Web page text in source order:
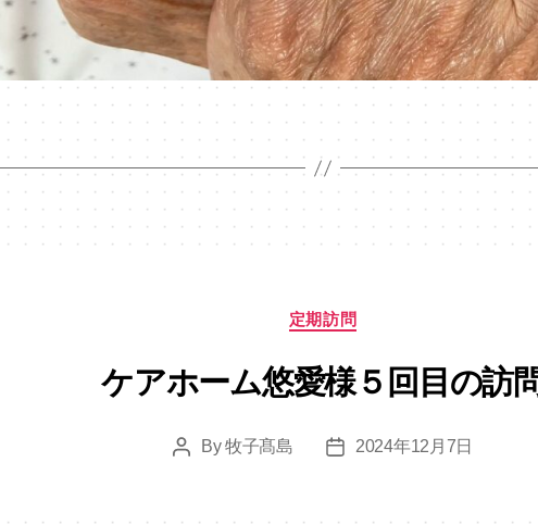
Categories
定期訪問
ケアホーム悠愛様５回目の訪
PostBy牧子髙島
Post2024年12月7日